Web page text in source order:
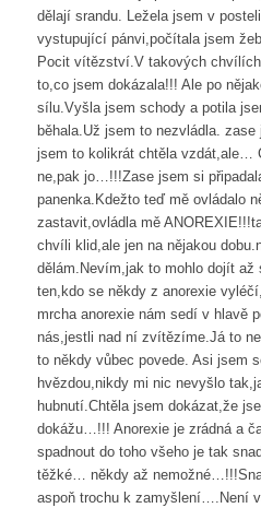
dělají srandu. Ležela jsem v
vystupující pánvi,počítala jsem
Pocit vítězství.V takových
to,co jsem dokázala!!! Ale po
sílu.Vyšla jsem schody a potila
běhala.Už jsem to nezvládla.
jsem to kolikrát chtěla vzdát,ale…
ne,pak jo…!!!Zase jsem si
panenka.Kdežto teď mě ovládalo
zastavit,ovládla mě
chvíli klid,ale jen na nějakou
dělám.Nevím,jak to mohlo dojít
ten,kdo se někdy z anorexie
mrcha anorexie nám sedí v hlavě
nás,jestli nad ní zvítězíme.Já to
to někdy vůbec povede. Asi jsem
hvězdou,nikdy mi nic nevyšlo
hubnutí.Chtěla jsem dokázat,že
dokážu…!!! Anorexie je zrádná a
spadnout do toho všeho je tak
těžké… někdy až
aspoň trochu k zamyšlení….Není